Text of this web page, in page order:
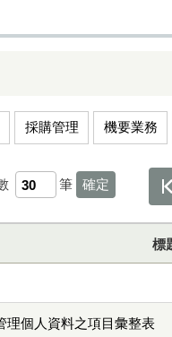
採購管理 機要業務
筆
標
理個人資料之項目彙整表